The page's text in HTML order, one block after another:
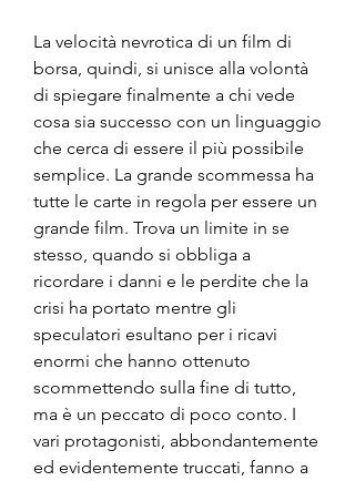
La velocità nevrotica di un film di
borsa, quindi, si unisce alla volontà
di spiegare finalmente a chi vede
cosa sia successo con un linguaggio
che cerca di essere il più possibile
semplice. La grande scommessa ha
tutte le carte in regola per essere un
grande film. Trova un limite in se
stesso, quando si obbliga a
ricordare i danni e le perdite che la
crisi ha portato mentre gli
speculatori esultano per i ricavi
enormi che hanno ottenuto
scommettendo sulla fine di tutto,
ma è un peccato di poco conto. I
vari protagonisti, abbondantemente
ed evidentemente truccati, fanno a